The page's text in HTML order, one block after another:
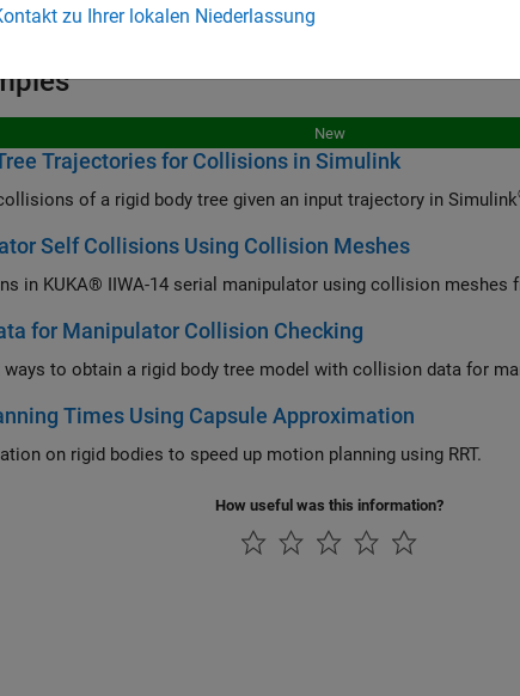
New
Trajectories for Collisions in Simulink
Check self and world collisions of a rigid body tree given an input trajectory in Simulink
Self Collisions Using Collision Meshes
in KUKA® IIWA-14 serial manipulator using collision meshes
for Manipulator Collision Checking
ways to obtain a rigid body tree model with collision data for
Times Using Capsule Approximation
on rigid bodies to speed up motion planning using RRT.
How useful was this information?
zu Ihrer lokalen Niederlassung